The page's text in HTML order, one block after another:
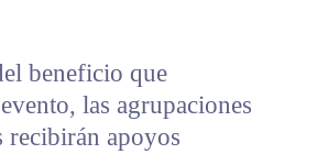
beneficio que
las agrupaciones
recibirán apoyos